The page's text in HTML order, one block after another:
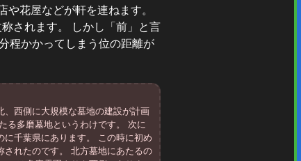
花屋などが軒を連ねます。
されます。 しかし「前」と言
程かかってしまう位の距離が
、西側に大規模な墓地の建設が計画
る多磨墓地というわけです。 次に
千葉県にあります。 この時に初め
れたのです。 北方墓地にあたるの